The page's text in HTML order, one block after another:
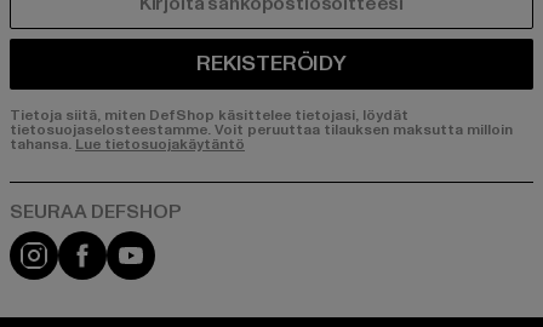
REKISTERÖIDY
Tietoja siitä, miten DefShop käsittelee tietojasi, löydät
tietosuojaselosteestamme. Voit peruuttaa tilauksen maksutta milloin
tahansa. Lue tietosuojakäytäntö
Visit our Instagram page:
Visit our Facebook page:
Visit our YouTube channel: